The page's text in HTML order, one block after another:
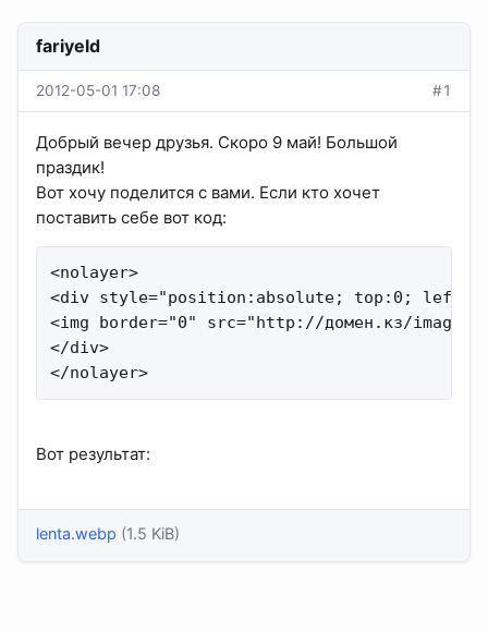
fariyeld
2012-05-01 17:08 #1
Добрый вечер друзья. Скоро 9 май! Большой
праздик!
Вот хочу поделится с вами. Если кто хочет
поставить себе вот код:
<nolayer>
<div style="position:absolute; top:0;
<img border="0" src="http://домен.кз/
</div>
</nolayer>
Вот результат:
lenta.webp (1.5 KiB)